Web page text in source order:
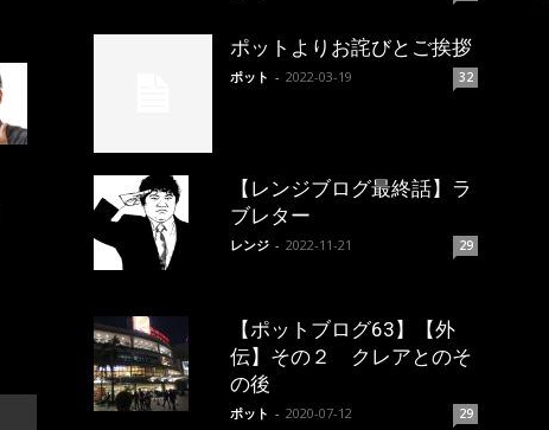
ポットよりお詫びとご挨拶
ポット - 2022-03-19 32
【レンジブログ最終話】ラ
ブレター
レンジ - 2022-11-21 29
【ポットブログ63】【外
伝】その２ クレアとのそ
の後
ポット - 2020-07-12 29